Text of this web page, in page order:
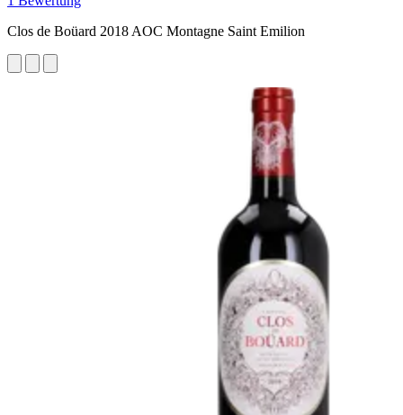
Clos de Boüard 2018 AOC Montagne Saint Emilion